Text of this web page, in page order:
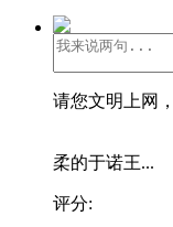
请您文明上网
柔的于诺王...
评分: